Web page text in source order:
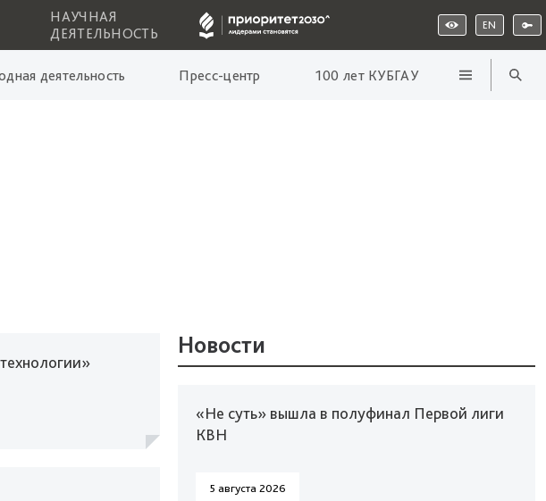
НАУЧНАЯ
ДЕЯТЕЛЬНОСТЬ
EN
деятельность Пресс-центр 100 лет КУБГАУ
Новости
«Не суть» вышла в полуфинал Первой лиги
КВН
5 августа 2026